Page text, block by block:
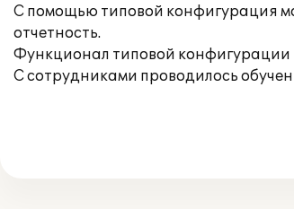
С помощью типовой конфигурация
отчетность.
Функционал типовой конфигурации
С сотрудниками проводилось